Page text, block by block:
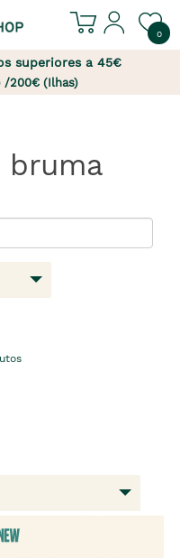
0
superiores a 45€
/200€ (Ilhas)
bruma